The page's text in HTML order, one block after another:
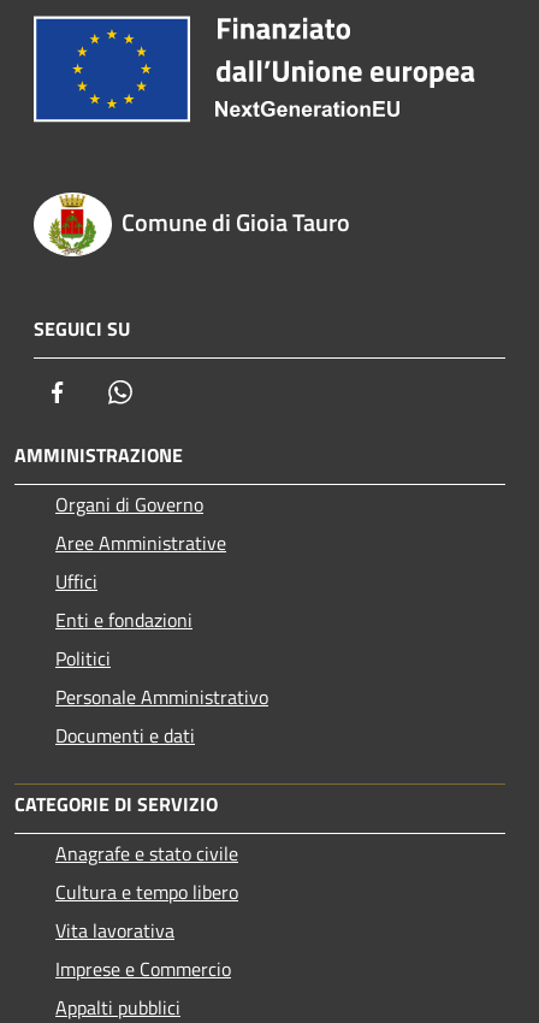
Comune di Gioia Tauro
SEGUICI SU
Facebook
AMMINISTRAZIONE
Organi di Governo
Aree Amministrative
Uffici
Enti e fondazioni
Politici
Personale Amministrativo
Documenti e dati
CATEGORIE DI SERVIZIO
Anagrafe e stato civile
Cultura e tempo libero
Vita lavorativa
Imprese e Commercio
Appalti pubblici